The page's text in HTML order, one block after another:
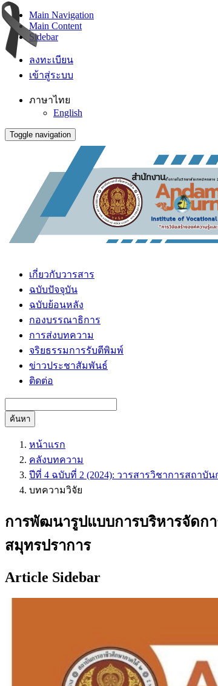
Main Navigation
Main Content
Sidebar
ลงทะเบียน
เข้าสู่ระบบ
ภาษาไทย
English
Toggle navigation
เกี่ยวกับวารสาร
ฉบับปัจจุบัน
ฉบับย้อนหลัง
กองบรรณาธิการ
การส่งบทความ
จริยธรรมการรับตีพิมพ์
ข่าวประชาสัมพันธ์
ติดต่อ
ค้นหา
หน้าแรก
คลังบทความ
ปีที่ 4 ฉบับที่ 2 (2024): วารสารวิชาการสถาบั
บทความวิจัย
การพัฒนารูปแบบการบริหารจัดก
สมุทรปราการ
Article Sidebar